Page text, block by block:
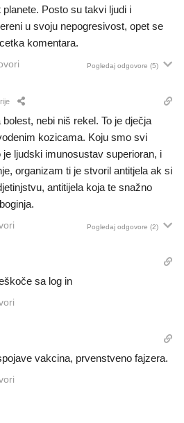
Posto su takvi ljudi i
u svoju nepogresivost, opet se
komentara.
Pogledaj odgovore (5)
nebi niš rekel. To je dječja
kozicama. Koju smo svi
je ljudski imunosustav superioran, i
organizam ti je stvoril antitjela ak si
antitijela koja te snažno
Pogledaj odgovore (2)
sa log in
vakcina, prvenstveno fajzera.